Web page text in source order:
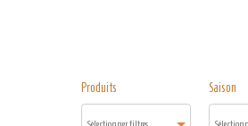
Produits Saison